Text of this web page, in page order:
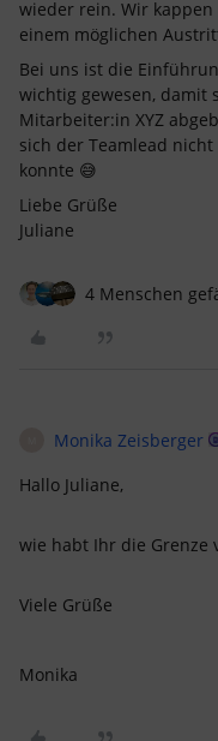
wieder rein. Wir
einem möglichen
Bei uns ist die
wichtig gewesen, damit
Mitarbeiter:in XYZ
sich der Teamlead
konnte 😅
Liebe Grüße
Juliane
4 Menschen
Monika Zeisberger
Hallo Juliane,
wie habt Ihr die Grenze
Viele Grüße
Monika